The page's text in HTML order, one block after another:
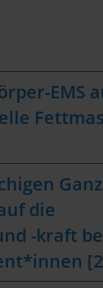
EMS
die
-kraft